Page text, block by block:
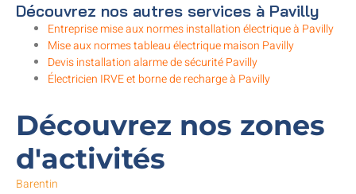
Découvrez nos autres services à Pavilly
Entreprise mise aux normes installation électrique à Pavilly
Mise aux normes tableau électrique maison Pavilly
Devis installation alarme de sécurité Pavilly
Électricien IRVE et borne de recharge à Pavilly
Découvrez nos zones
d'activités
Barentin